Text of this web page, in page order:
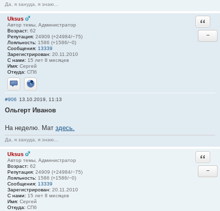
Да, я зануда, я знаю...
Uksus
Автор темы, Администратор
Возраст: 62
Репутация: 24909 (+24984/−75)
Лояльность: 1586 (+1586/−0)
Сообщения: 13339
Зарегистрирован: 20.11.2010
С нами: 15 лет 8 месяцев
Имя: Сергей
Откуда: СПб
Отправить личное сообщение
Сайт
−
#906 13.10.2019, 11:13
Ольгерт Иванов
На неделю. Мат здесь.
Да, я зануда, я знаю...
Uksus
Автор темы, Администратор
Возраст: 62
Репутация: 24909 (+24984/−75)
Лояльность: 1586 (+1586/−0)
Сообщения: 13339
Зарегистрирован: 20.11.2010
С нами: 15 лет 8 месяцев
Имя: Сергей
Откуда: СПб
−